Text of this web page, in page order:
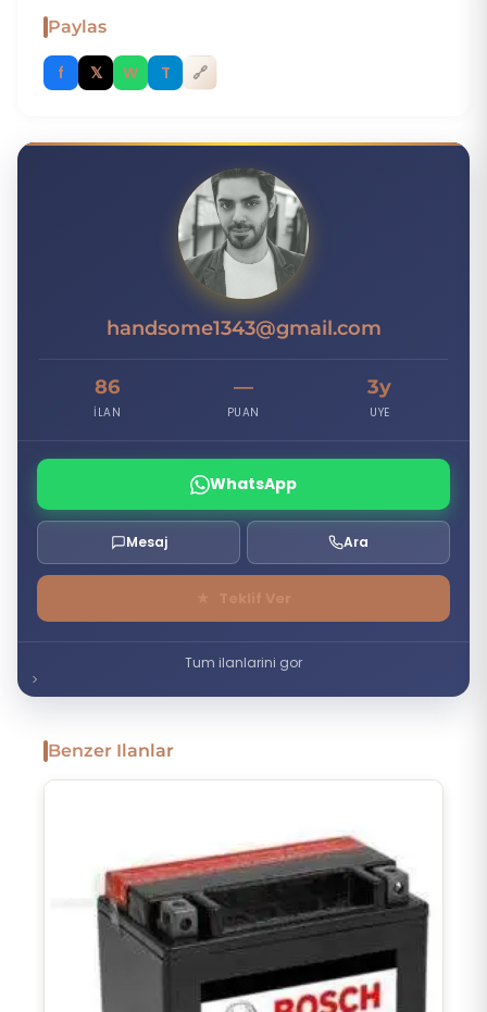
Paylas
f 𝕏 W T 🔗
H
handsome1343@gmail.com
86
İLAN
—
PUAN
3y
UYE
WhatsApp
Mesaj Ara
Tum ilanlarini gor
Benzer Ilanlar